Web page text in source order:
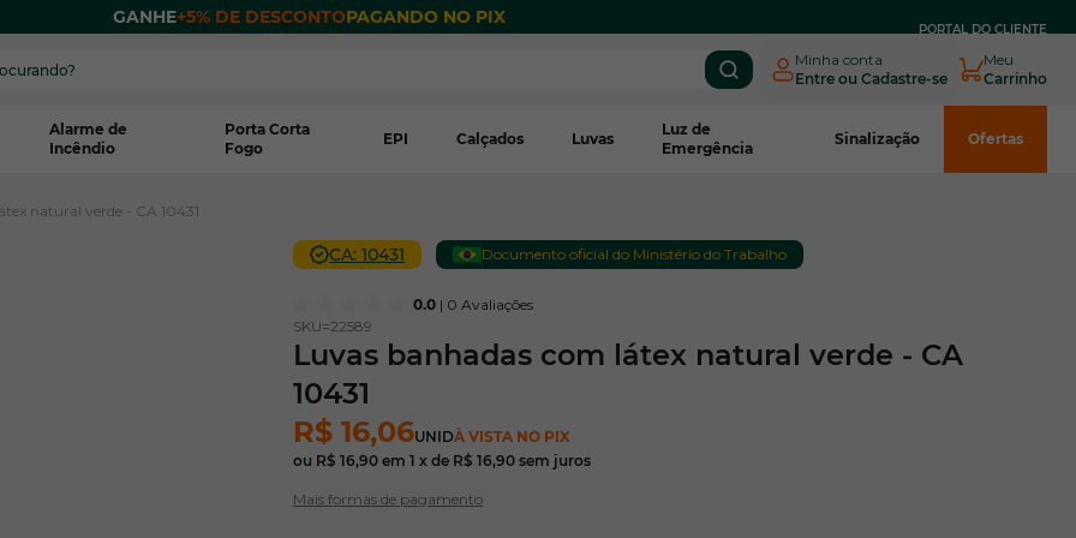
GANHE+5% DE DESCONTOPAGANDO NO PIX
PORTAL DO CLIENTE
Minha conta
Entre ou Cadastre-se
Meu
Carrinho
Alarme de
Incêndio
Porta Corta
Fogo
EPI Calçados Luvas
Luz de
Emergência
Sinalização Ofertas
natural verde - CA 10431
CA: 10431 Documento oficial do Ministério do Trabalho
0.0 | 0 Avaliações
SKU=22589
Luvas banhadas com látex natural verde - CA
10431
R$ 16,06UNIDÀ VISTA NO PIX
ou R$ 16,90 em 1 x de R$ 16,90 sem juros
Mais formas de pagamento